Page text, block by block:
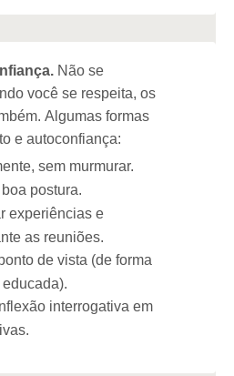
Não se
você se respeita, os
Algumas formas
e autoconfiança:
sem murmurar.
postura.
experiências e
as reuniões.
de vista (de forma
interrogativa em